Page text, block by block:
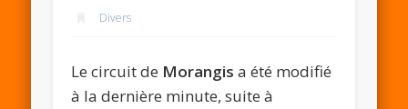
Divers
Le circuit de Morangis a été modifié
à la dernière minute, suite à